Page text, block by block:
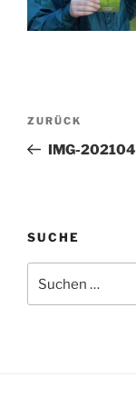
Vorheriger
Beitrag
ZURÜCK
IMG-
SUCHE
nach: